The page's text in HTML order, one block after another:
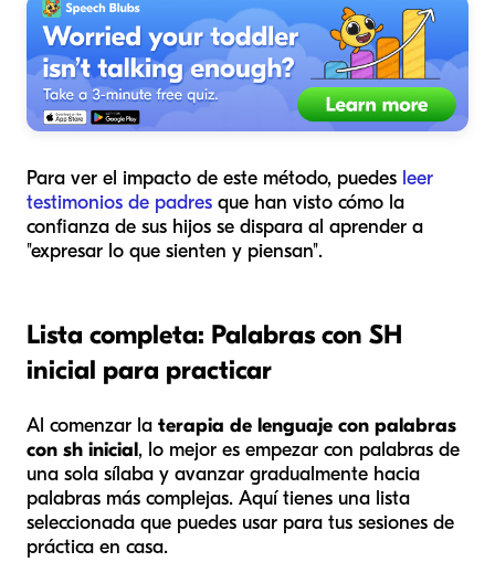
Para ver el impacto de este método, puedes leer
testimonios de padres que han visto cómo la
confianza de sus hijos se dispara al aprender a
"expresar lo que sienten y piensan".
Lista completa: Palabras con SH
inicial para practicar
Al comenzar la terapia de lenguaje con palabras
con sh inicial, lo mejor es empezar con palabras de
una sola sílaba y avanzar gradualmente hacia
palabras más complejas. Aquí tienes una lista
seleccionada que puedes usar para tus sesiones de
práctica en casa.